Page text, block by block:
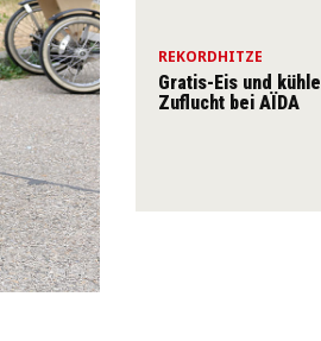
REKORDHITZE
Gratis-Eis und kühle
Zuflucht bei AÏDA